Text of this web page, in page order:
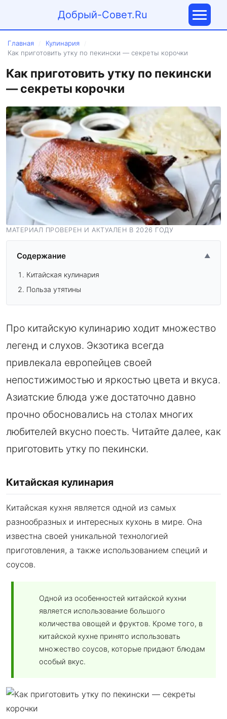
Добрый-Совет.Ru
Главная Кулинария
Как приготовить утку по пекински — секреты корочки
Как приготовить утку по пекински
— секреты корочки
МАТЕРИАЛ ПРОВЕРЕН И АКТУАЛЕН В 2026 ГОДУ
Содержание ▲
Китайская кулинария
Польза утятины
Про китайскую кулинарию ходит множество
легенд и слухов. Экзотика всегда
привлекала европейцев своей
непостижимостью и яркостью цвета и вкуса.
Азиатские блюда уже достаточно давно
прочно обосновались на столах многих
любителей вкусно поесть. Читайте далее, как
приготовить утку по пекински.
Китайская кулинария
Китайская кухня является одной из самых
разнообразных и интересных кухонь в мире. Она
известна своей уникальной технологией
приготовления, а также использованием специй и
соусов.
Одной из особенностей китайской кухни
является использование большого
количества овощей и фруктов. Кроме того, в
китайской кухне принято использовать
множество соусов, которые придают блюдам
особый вкус.